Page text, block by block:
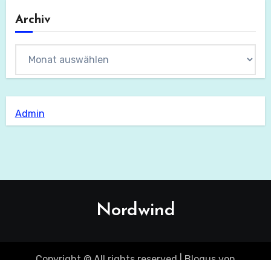
Archiv
Admin
Nordwind